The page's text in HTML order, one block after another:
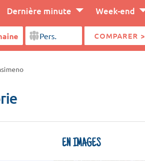
Dernière minute Week-end
COMPARER >
EN IMAGES